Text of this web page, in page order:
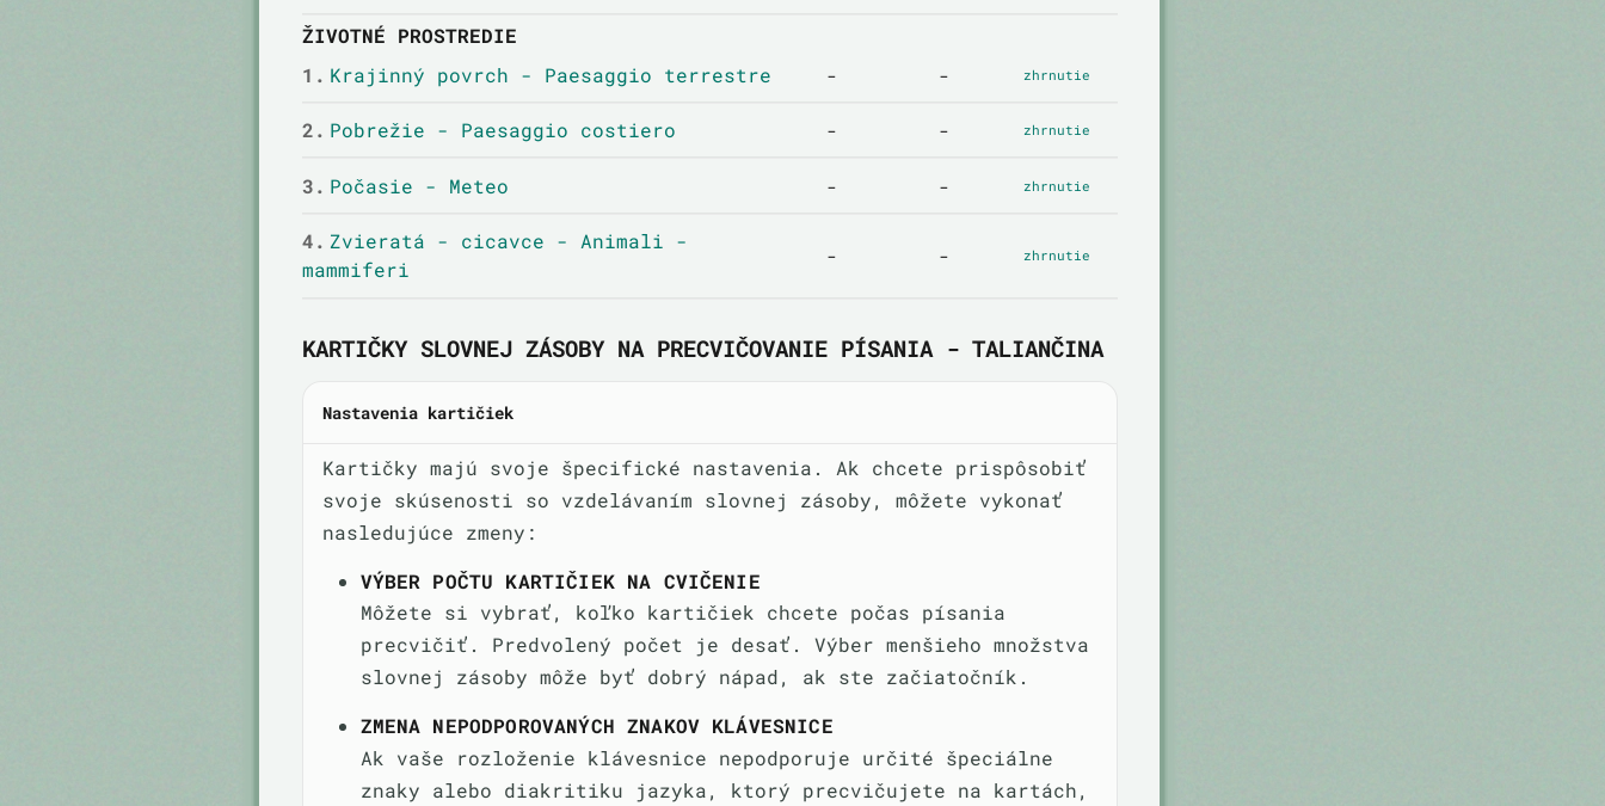
ŽIVOTNÉ PROSTREDIE
1. Krajinný povrch - Paesaggio terrestre - - zhrnutie
2. Pobrežie - Paesaggio costiero - - zhrnutie
3. Počasie - Meteo - - zhrnutie
4. Zvieratá - cicavce - Animali -
mammiferi
- - zhrnutie
KARTIČKY SLOVNEJ ZÁSOBY NA PRECVIČOVANIE PÍSANIA - TALIANČINA
Nastavenia kartičiek
Kartičky majú svoje špecifické nastavenia. Ak chcete prispôsobiť
svoje skúsenosti so vzdelávaním slovnej zásoby, môžete vykonať
nasledujúce zmeny:
VÝBER POČTU KARTIČIEK NA CVIČENIE
Môžete si vybrať, koľko kartičiek chcete počas písania
precvičiť. Predvolený počet je desať. Výber menšieho množstva
slovnej zásoby môže byť dobrý nápad, ak ste začiatočník.
ZMENA NEPODPOROVANÝCH ZNAKOV KLÁVESNICE
Ak vaše rozloženie klávesnice nepodporuje určité špeciálne
znaky alebo diakritiku jazyka, ktorý precvičujete na kartách,